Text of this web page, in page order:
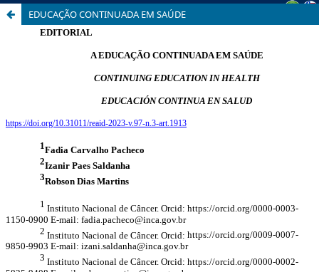
EDUCAÇÃO CONTINUADA EM SAÚDE